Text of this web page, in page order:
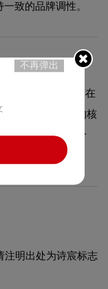
致的品牌调性。
设计风格？
风格。这种风格在
志中融合了简约的核
突出品牌的独特个
留下深刻印象。
注明出处为诗宸标志
不再弹出